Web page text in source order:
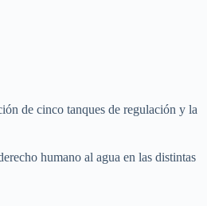
de cinco tanques de regulación y la
humano al agua en las distintas